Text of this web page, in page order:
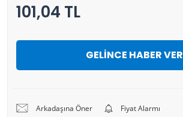
101,04 TL
GELİNCE HABER VER
Arkadaşına Öner Fiyat Alarmı